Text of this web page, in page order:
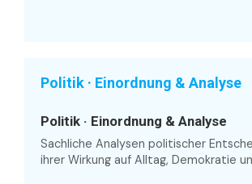
Politik · Einordnung & Analyse
Politik · Einordnung & Analyse
Sachliche Analysen politischer
ihrer Wirkung auf Alltag, Demokratie